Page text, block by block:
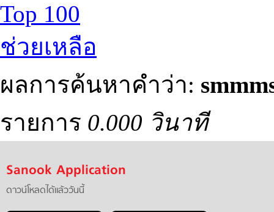
Top 100
ช่วยเหลือ
ผลการค้นหาคำว่า:
รายการ 0.000 วินาที
Sanook Application
ดาวน์โหลดได้แล้ววันนี้